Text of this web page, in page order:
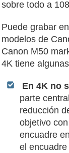
sobre todo a
Puede grabar
modelos de
Canon M50
4K tiene
En 4K no
parte
reducción
objetivo
encuadre
el encuadre